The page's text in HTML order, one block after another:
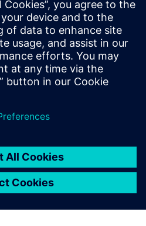
og ressurser